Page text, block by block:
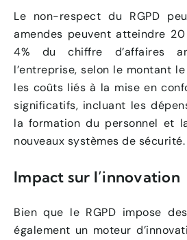
Le non-respect du RGPD
amendes peuvent atteindre 20
4% du chiffre d’affaires
l’entreprise, selon le montant
les coûts liés à la mise en
significatifs, incluant les
la formation du personnel et
nouveaux systèmes de sécurité.
Impact sur l’innovation
Bien que le RGPD impose
également un moteur